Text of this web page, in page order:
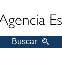
Buscar